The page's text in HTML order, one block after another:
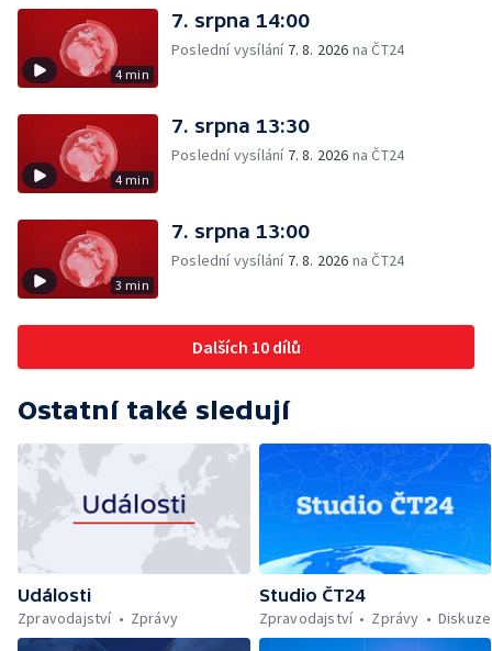
4 min
7. srpna 14:00
Poslední vysílání 7. 8. 2026 na ČT24
4 min
7. srpna 13:30
Poslední vysílání 7. 8. 2026 na ČT24
3 min
7. srpna 13:00
Poslední vysílání 7. 8. 2026 na ČT24
Dalších 10 dílů
Ostatní také sledují
Události
Zpravodajství
Zprávy
Studio ČT24
Zpravodajství
Zprávy Diskuze